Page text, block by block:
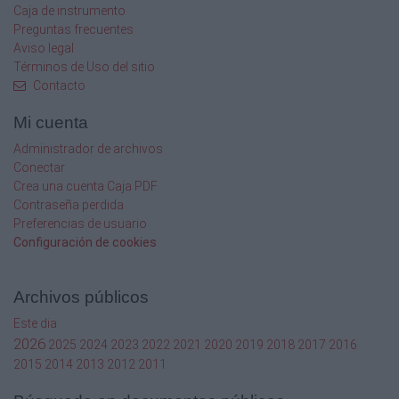
7.
Seleccionaremos el tipo de conexión de
red, por ejemplo "Use network address
translation
Indicaremos el tipo de controlador SCSI
virtual "LSI Logic"
Crearemos un disco duro virtual marcando
"Create a new virtual disk":
Seleccionaremos el tipo de disco duro virtual:
Indicaremos el tamaño en GB del disco
duro virtual
Introducimos el nombre del fichero que
contendrá el disco duro virtual y la ruta donde
Caja de instrumento
Preguntas frecuentes
Aviso legal
Términos de Uso del sitio
Contacto
Mi cuenta
Administrador de archivos
Conectar
Crea una cuenta Caja PDF
Contraseña perdida
Preferencias de usuario
Configuración de cookies
Archivos públicos
Este dia
2026 2025 2024 2023 2022 2021 2020 2019 2018 2017 2016
2015 2014 2013 2012 2011